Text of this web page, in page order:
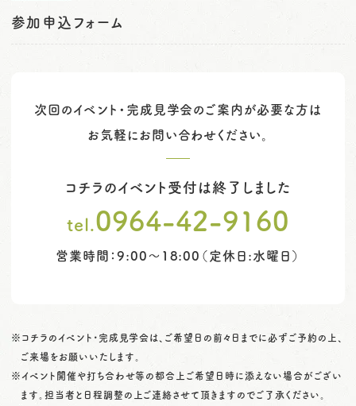
参加申込フォーム
次回のイベント・完成見学会のご案内が必要な方は
お気軽にお問い合わせください。
コチラのイベント受付は終了しました
tel.0964-42-9160
営業時間：9:00～18:00（定休日:水曜日）
※コチラのイベント・完成見学会は、ご希望日の前々日までに必ずご予約の上、
ご来場をお願いいたします。
※イベント開催や打ち合わせ等の都合上ご希望日時に添えない場合がござい
ます。担当者と日程調整の上ご連絡させて頂きますのでご了承ください。